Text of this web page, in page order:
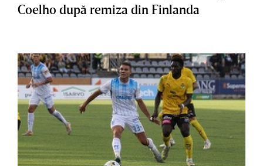
Coelho după remiza din Finlanda